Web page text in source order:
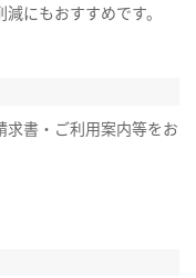
にもおすすめです。
求書・ご利用案内等をお